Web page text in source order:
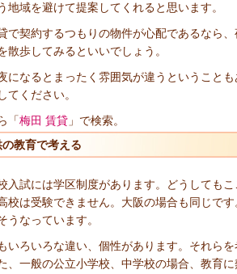
地域を避けて提案してくれると思います。
で契約するつもりの物件が心配であるなら、
散歩してみるといいでしょう。
になるとまったく雰囲気が違うということ
てください。
「梅田 賃貸 」で検索。
教育で考える
入試には学区制度があります。どうしても
校は受験できません。大阪の場合も同じで
うなっています。
いろいろな違い、個性があります。それら
、一般の公立小学校、中学校の場合、教育